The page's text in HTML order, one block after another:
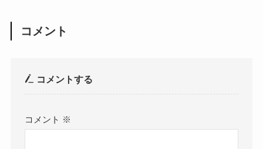
コメント
コメントする
コメント ※